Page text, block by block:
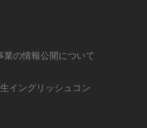
の情報公開について
イングリッシュコン